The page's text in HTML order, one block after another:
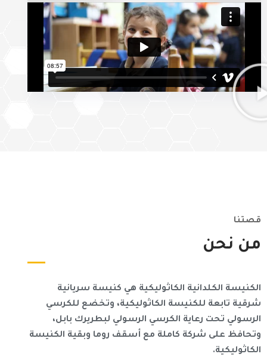
قصتنا
من نحن
الكنيسة الكلدانية الكاثوليكية هي كنيسة سريانية
شرقية تابعة للكنيسة الكاثوليكية، وتخضع للكرسي
الرسولي تحت رعاية الكرسي الرسولي لبطريرك بابل،
وتحافظ على شركة كاملة مع أسقف روما وبقية الكنيسة
الكاثوليكية.